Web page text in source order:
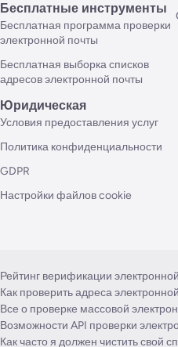
Бесплатные инструменты
Бесплатная программа проверки
электронной почты
Бесплатная выборка списков
адресов электронной почты
Юридическая
Условия предоставления услуг
Политика конфиденциальности
GDPR
Настройки файлов cookie
Рейтинг верификации
Как проверить адреса
Все о проверке массовой
Возможности API проверки
Как часто я должен чистить свой